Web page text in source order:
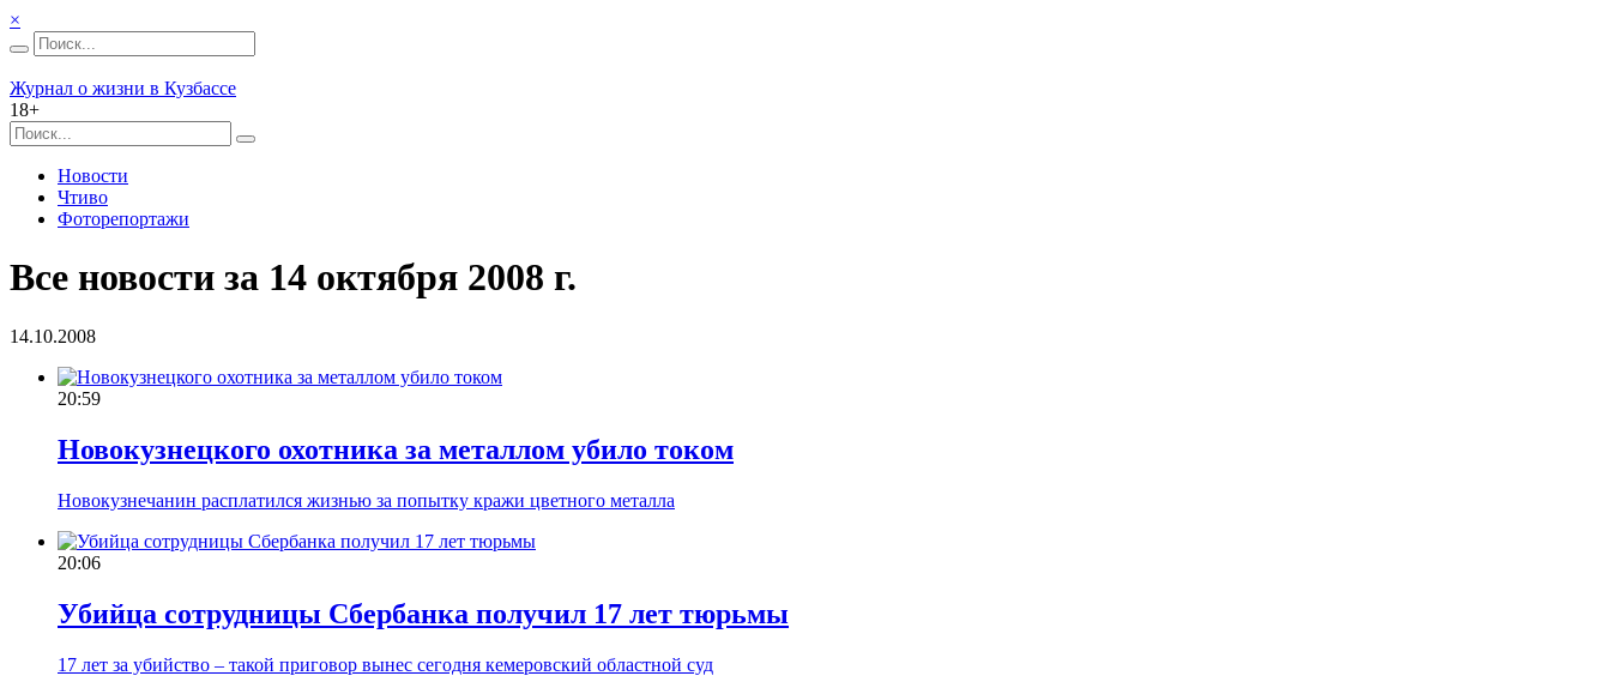
×
Журнал о жизни в Кузбассе
18+
Новости
Чтиво
Фоторепортажи
Все новости за 14 октября 2008 г.
14.10.2008
20:59
Новокузнецкого охотника за металлом убило током
Новокузнечанин расплатился жизнью за попытку кражи цветного металла
20:06
Убийца сотрудницы Сбербанка получил 17 лет тюрьмы
17 лет за убийство – такой приговор вынес сегодня кемеровский областной суд